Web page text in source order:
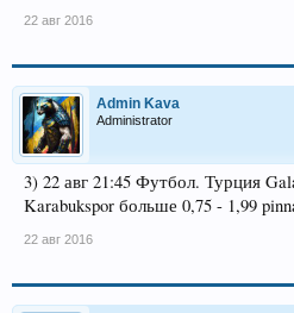
22 авг 2016
Admin Kava
Administrator
3) 22 авг 21:45 Футбол. Турция
Karabukspor больше 0,75 - 1,99
22 авг 2016